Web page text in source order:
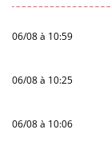
06/08 à 10:59
06/08 à 10:25
06/08 à 10:06